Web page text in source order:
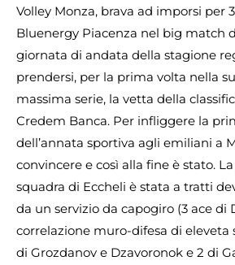
Volley Monza, brava ad imporsi per
Bluenergy Piacenza nel big match
giornata di andata della stagione
prendersi, per la prima volta nella
massima serie, la vetta della
Credem Banca. Per infliggere la
dell’annata sportiva agli emiliani a
convincere e così alla fine è stato.
squadra di Eccheli è stata a tratti
da un servizio da capogiro (3 ace di
correlazione muro-difesa di eleveta
di Grozdanov e Dzavoronok e 2 di